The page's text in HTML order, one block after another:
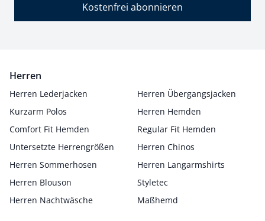
Kostenfrei abonnieren
Herren
Herren Lederjacken
Herren Übergangsjacken
Kurzarm Polos
Herren Hemden
Comfort Fit Hemden
Regular Fit Hemden
Untersetzte Herrengrößen
Herren Chinos
Herren Sommerhosen
Herren Langarmshirts
Herren Blouson
Styletec
Herren Nachtwäsche
Maßhemd